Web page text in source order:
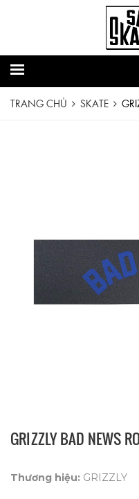
TRANG CHỦ SKATE
GRIZZLY BAD NEWS
Thương hiệu: GRIZZLY